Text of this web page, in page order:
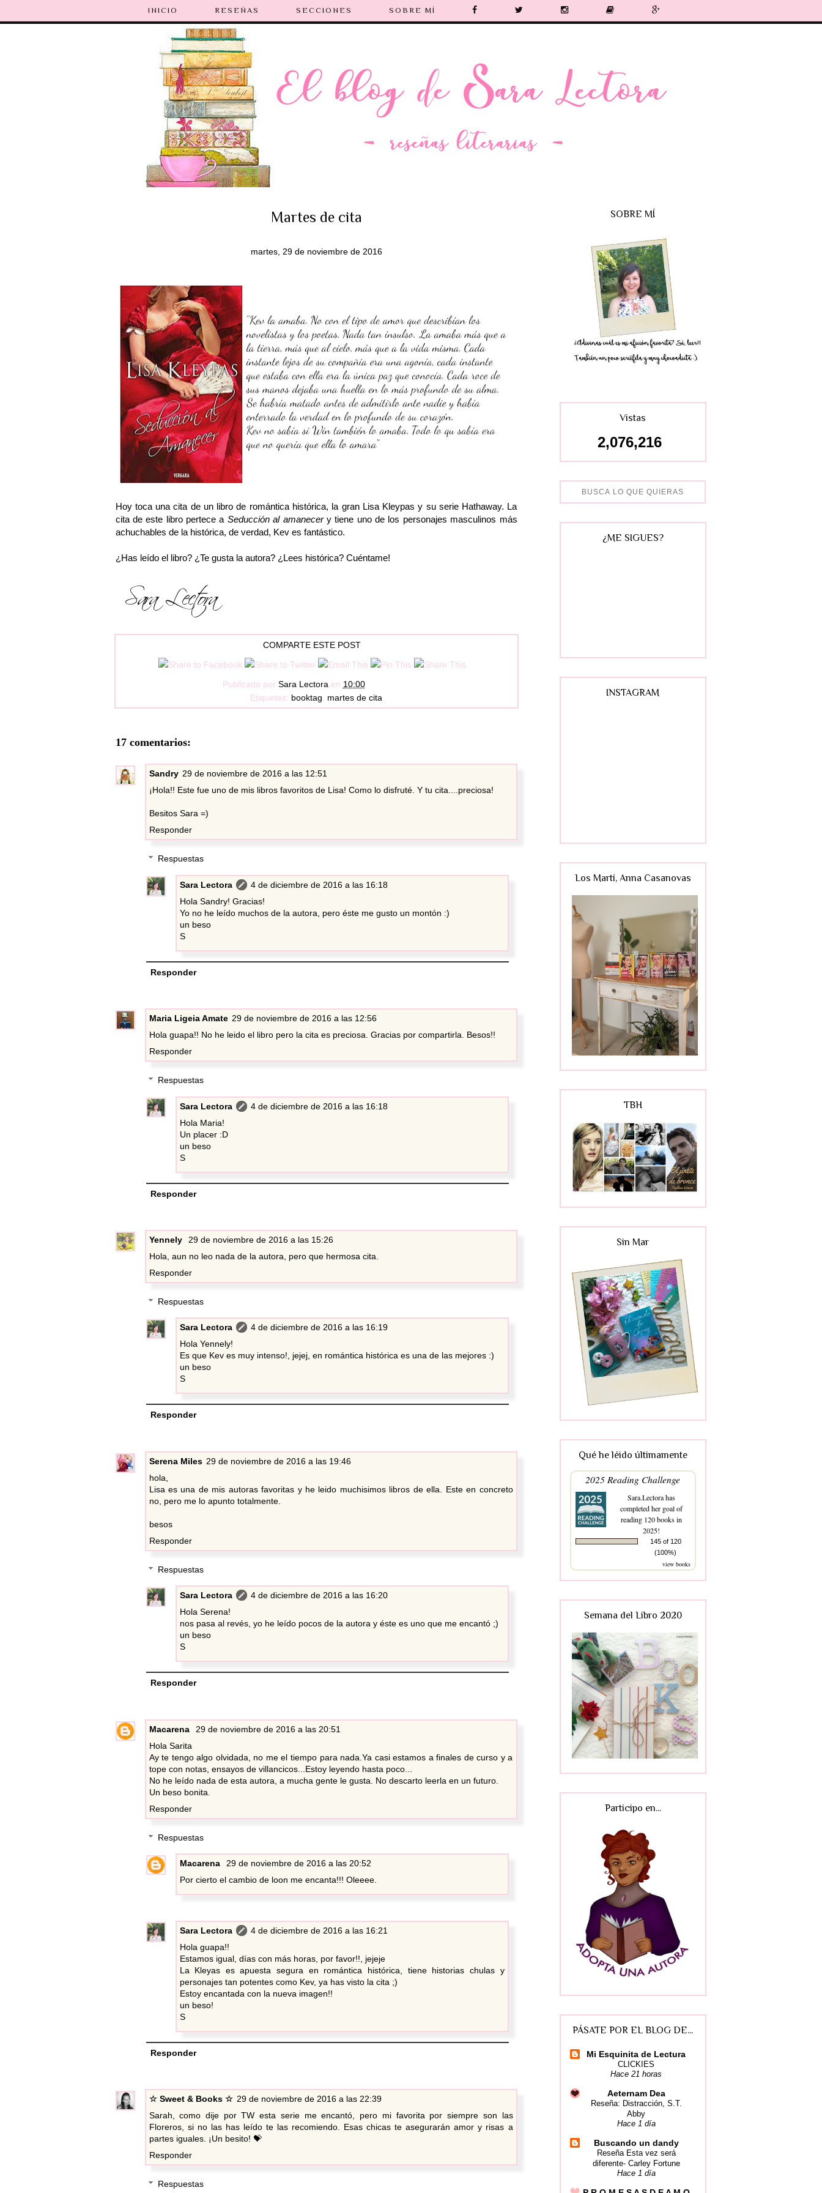
INICIO RESEÑAS SECCIONES SOBRE MÍ
Martes de cita
martes, 29 de noviembre de 2016
Hoy toca una cita de un libro de romántica histórica, la gran Lisa Kleypas y su serie Hathaway. La
cita de este libro pertece a Seducción al amanecery tiene uno de los personajes masculinos más
achuchables de la histórica, de verdad, Kev es fantástico.
¿Has leído el libro? ¿Te gusta la autora? ¿Lees histórica? Cuéntame!
COMPARTE ESTE POST
Publicado por Sara Lectora en 10:00
Etiquetas: booktag, martes de cita
17 comentarios:
Sandry 29 de noviembre de 2016 a las 12:51
¡Hola!! Este fue uno de mis libros favoritos de Lisa! Como lo disfruté. Y tu cita....preciosa!
Besitos Sara =)
Responder
Respuestas
Sara Lectora
4 de diciembre de 2016 a las 16:18
Hola Sandry! Gracias!
Yo no he leído muchos de la autora, pero éste me gusto un montón :)
un beso
S
Responder
Maria Ligeia Amate 29 de noviembre de 2016 a las 12:56
Hola guapa!! No he leido el libro pero la cita es preciosa. Gracias por compartirla. Besos!!
Responder
Respuestas
Sara Lectora
4 de diciembre de 2016 a las 16:18
Hola Maria!
Un placer :D
un beso
S
Responder
Yennely
29 de noviembre de 2016 a las 15:26
Hola, aun no leo nada de la autora, pero que hermosa cita.
Responder
Respuestas
Sara Lectora
4 de diciembre de 2016 a las 16:19
Hola Yennely!
Es que Kev es muy intenso!, jejej, en romántica histórica es una de las mejores :)
un beso
S
Responder
Serena Miles 29 de noviembre de 2016 a las 19:46
hola,
Lisa es una de mis autoras favoritas y he leido muchisimos libros de ella. Este en concreto
no, pero me lo apunto totalmente.
besos
Responder
Respuestas
Sara Lectora
4 de diciembre de 2016 a las 16:20
Hola Serena!
nos pasa al revés, yo he leído pocos de la autora y éste es uno que me encantó ;)
un beso
S
Responder
Macarena
29 de noviembre de 2016 a las 20:51
Hola Sarita
Ay te tengo algo olvidada, no me el tiempo para nada.Ya casi estamos a finales de curso y a
tope con notas, ensayos de villancicos...Estoy leyendo hasta poco...
No he leído nada de esta autora, a mucha gente le gusta. No descarto leerla en un futuro.
Un beso bonita.
Responder
Respuestas
Macarena
29 de noviembre de 2016 a las 20:52
Por cierto el cambio de loon me encanta!!! Oleeee.
Sara Lectora
4 de diciembre de 2016 a las 16:21
Hola guapa!!
Estamos igual, días con más horas, por favor!!, jejeje
La Kleyas es apuesta segura en romántica histórica, tiene historias chulas y
personajes tan potentes como Kev, ya has visto la cita ;)
Estoy encantada con la nueva imagen!!
un beso!
S
Responder
☆ Sweet & Books ☆ 29 de noviembre de 2016 a las 22:39
Sarah, como dije por TW esta serie me encantó, pero mi favorita por siempre son las
Floreros, si no las has leído te las recomiendo. Esas chicas te asegurarán amor y risas a
partes iguales. ¡Un besito! 💝
Responder
Respuestas
SOBRE MÍ
Vistas
2,076,216
¿ME SIGUES?
INSTAGRAM
Los Martí, Anna Casanovas
TBH
Sin Mar
Qué he léido últimamente
2025 Reading Challenge
Sara.Lectorahas
completed her goal of
reading 120 books in
2025!
145 of 120
(100%)
view books
Semana del Libro 2020
Participo en...
PÁSATE POR EL BLOG DE...
Mi Esquinita de Lectura
CLICKIES
Hace 21 horas
Aeternam Dea
Reseña: Distracción, S.T.
Abby
Hace 1 día
Buscando un dandy
Reseña Esta vez será
diferente- Carley Fortune
Hace 1 día